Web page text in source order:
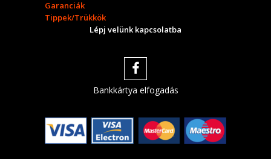
Garanciák
Tippek/Trükkök
Lépj velünk kapcsolatba
Bankkártya elfogadás